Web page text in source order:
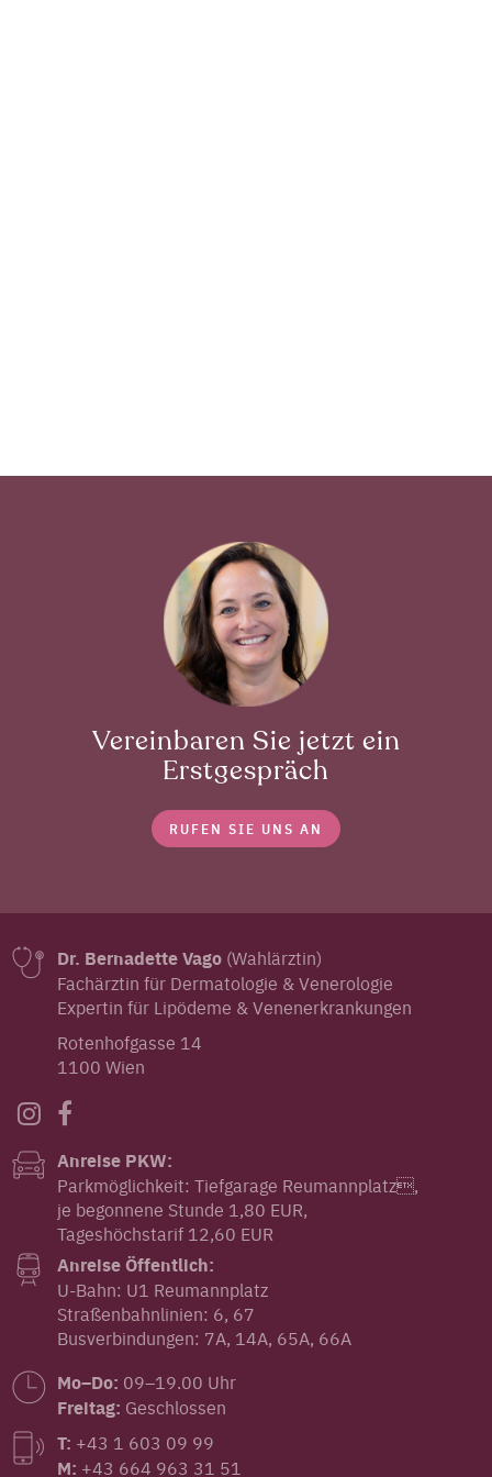
Vereinbaren Sie jetzt ein
Erstgespräch
RUFEN SIE UNS AN
Dr. Bernadette Vago (Wahlärztin)
Fachärztin für Dermatologie & Venerologie
Expertin für Lipödeme & Venenerkrankungen
Rotenhofgasse 14
1100 Wien
Anreise PKW:
Parkmöglichkeit: Tiefgarage Reumannplatz,
je begonnene Stunde 1,80 EUR,
Tageshöchstarif 12,60 EUR
Anreise Öffentlich:
U-Bahn: U1 Reumannplatz
Straßenbahnlinien: 6, 67
Busverbindungen: 7A, 14A, 65A, 66A
Mo–Do: 09–19.00 Uhr
Freitag: Geschlossen
T: +43 1 603 09 99
M: +43 664 963 31 51